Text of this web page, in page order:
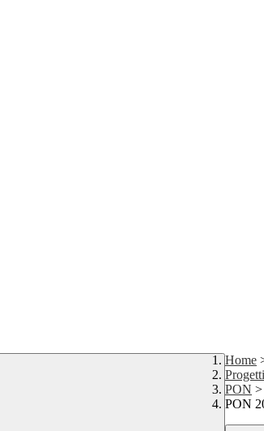
Home
PON >
PON